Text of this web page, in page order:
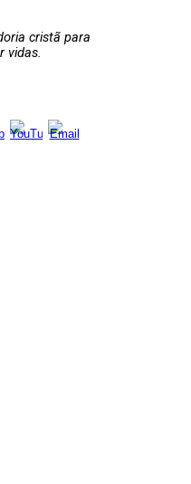
cristã para
vidas.